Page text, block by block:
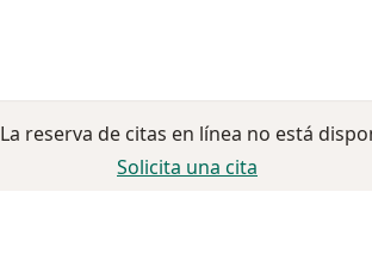
La reserva de citas en línea no está
Solicita una cita